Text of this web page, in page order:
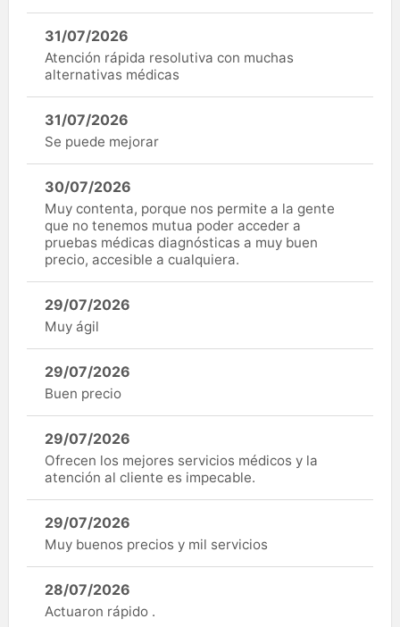
31/07/2026
Atención rápida resolutiva con muchas
alternativas médicas
31/07/2026
Se puede mejorar
30/07/2026
Muy contenta, porque nos permite a la gente
que no tenemos mutua poder acceder a
pruebas médicas diagnósticas a muy buen
precio, accesible a cualquiera.
29/07/2026
Muy ágil
29/07/2026
Buen precio
29/07/2026
Ofrecen los mejores servicios médicos y la
atención al cliente es impecable.
29/07/2026
Muy buenos precios y mil servicios
28/07/2026
Actuaron rápido .